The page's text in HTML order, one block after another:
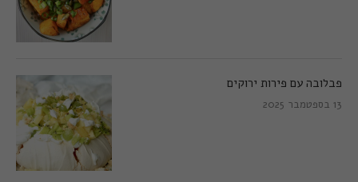
פבלובה עם פירות ירוקים
13 בספטמבר 2025